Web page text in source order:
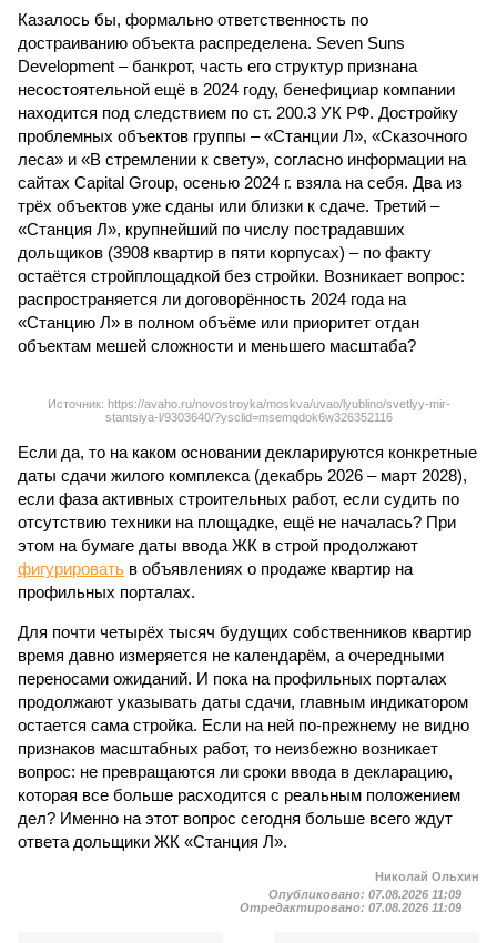
Казалось бы, формально ответственность по
достраиванию объекта распределена. Seven Suns
Development – банкрот, часть его структур признана
несостоятельной ещё в 2024 году, бенефициар компании
находится под следствием по ст. 200.3 УК РФ. Достройку
проблемных объектов группы – «Станции Л», «Сказочного
леса» и «В стремлении к свету», согласно информации на
сайтах Capital Group, осенью 2024 г. взяла на себя. Два из
трёх объектов уже сданы или близки к сдаче. Третий –
«Станция Л», крупнейший по числу пострадавших
дольщиков (3908 квартир в пяти корпусах) – по факту
остаётся стройплощадкой без стройки. Возникает вопрос:
распространяется ли договорённость 2024 года на
«Станцию Л» в полном объёме или приоритет отдан
объектам мешей сложности и меньшего масштаба?
Источник: https://avaho.ru/novostroyka/moskva/uvao/lyublino/svetlyy-mir-
stantsiya-l/9303640/?ysclid=msemqdok6w326352116
Если да, то на каком основании декларируются конкретные
даты сдачи жилого комплекса (декабрь 2026 – март 2028),
если фаза активных строительных работ, если судить по
отсутствию техники на площадке, ещё не началась? При
этом на бумаге даты ввода ЖК в строй продолжают
фигурировать в объявлениях о продаже квартир на
профильных порталах.
Для почти четырёх тысяч будущих собственников квартир
время давно измеряется не календарём, а очередными
переносами ожиданий. И пока на профильных порталах
продолжают указывать даты сдачи, главным индикатором
остается сама стройка. Если на ней по-прежнему не видно
признаков масштабных работ, то неизбежно возникает
вопрос: не превращаются ли сроки ввода в декларацию,
которая все больше расходится с реальным положением
дел? Именно на этот вопрос сегодня больше всего ждут
ответа дольщики ЖК «Станция Л».
Николай Ольхин
Опубликовано: 07.08.2026 11:09
Отредактировано: 07.08.2026 11:09